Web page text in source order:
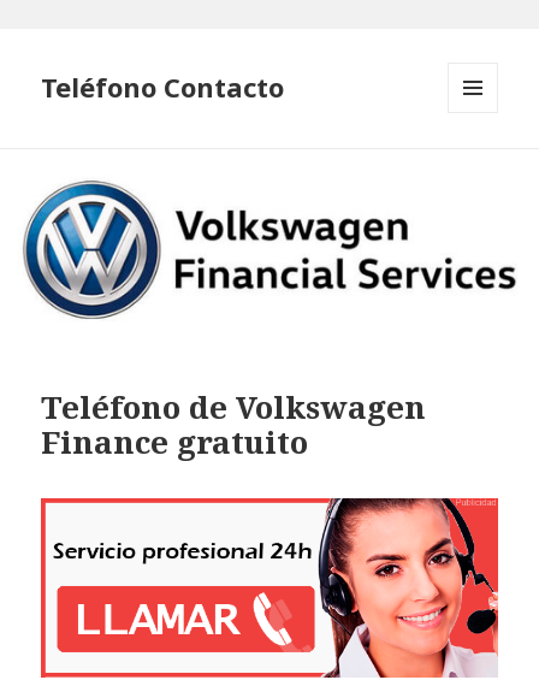
Teléfono Contacto
Teléfono de Volkswagen
Finance gratuito